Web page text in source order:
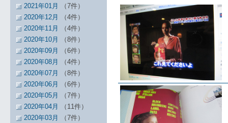
2021年01月
（7件）
2020年12月
（4件）
2020年11月
（4件）
2020年10月
（8件）
2020年09月
（6件）
2020年08月
（4件）
2020年07月
（8件）
2020年06月
（6件）
2020年05月
（7件）
2020年04月
（11件）
2020年03月
（7件）